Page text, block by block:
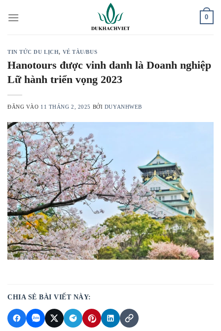
qua
0
TIN TỨC DU LỊCH, VÉ TÀU/BUS
Hanotours được vinh danh là Doanh nghiệp
Lữ hành triển vọng 2023
ĐĂNG VÀO 11 THÁNG 2, 2025 BỞI DUYANHWEB
CHIA SẺ BÀI VIẾT NÀY: